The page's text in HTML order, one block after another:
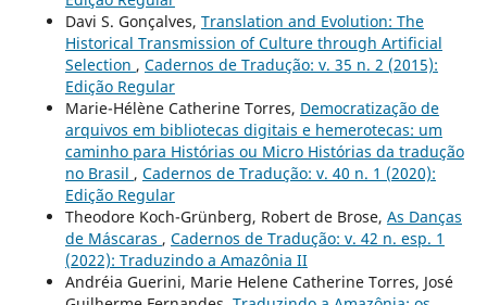
Davi S. Gonçalves, Translation and Evolution: The
Historical Transmission of Culture through Artificial
Selection , Cadernos de Tradução: v. 35 n. 2 (2015):
Edição Regular
Marie-Hélène Catherine Torres, Democratização de
arquivos em bibliotecas digitais e hemerotecas: um
caminho para Histórias ou Micro Histórias da tradução
no Brasil , Cadernos de Tradução: v. 40 n. 1 (2020):
Edição Regular
Theodore Koch-Grünberg, Robert de Brose, As Danças
de Máscaras , Cadernos de Tradução: v. 42 n. esp. 1
(2022): Traduzindo a Amazônia II
Andréia Guerini, Marie Helene Catherine Torres, José